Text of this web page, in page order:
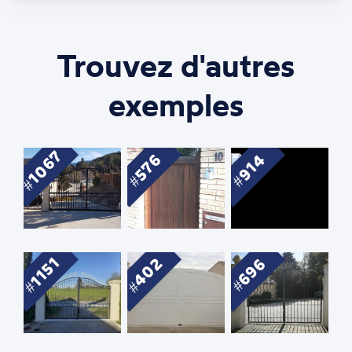
Trouvez d'autres
exemples
1067 576 914
1151 402 696